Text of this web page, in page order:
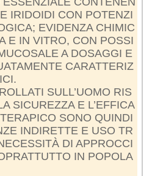
IRIDOIDI CON POTENZI
EVIDENZA CHIMIC
E IN VITRO, CON POSSI
A DOSAGGI E
CARATTERIZ
SULL’UOMO RIS
SICUREZZA E L’EFFICA
SONO QUINDI
INDIRETTE E USO TR
DI APPROCCI
IN POPOLA